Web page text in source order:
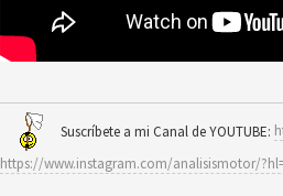
Suscríbete a mi Canal de YOUTUBE:
https://www.instagram.com/analisismotor/